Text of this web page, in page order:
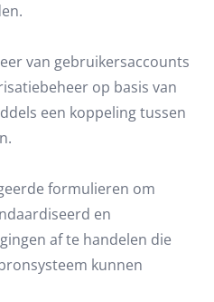
van gebruikersaccounts
op basis van
een koppeling tussen
formulieren om
en
af te handelen die
kunnen